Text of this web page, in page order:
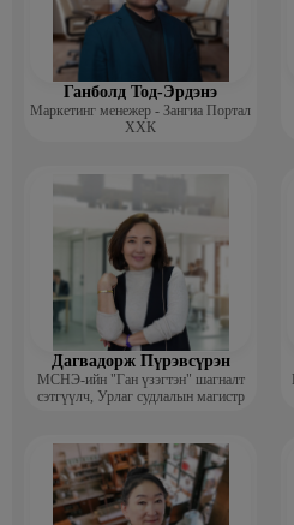
Ганболд Тод-Эрдэнэ
Маркетинг менежер - Зангиа Портал
ХХК
Дагвадорж Пүрэвсүрэн
МСНЭ-ийн "Ган үзэгтэн" шагналт
сэтгүүлч, Урлаг судлалын магистр